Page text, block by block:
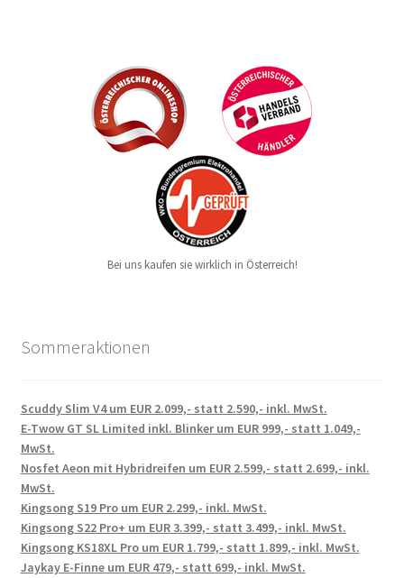
Bei uns kaufen sie wirklich in Österreich!
Sommeraktionen
Scuddy Slim V4 um EUR 2.099,- statt 2.590,- inkl. MwSt.
E-Twow GT SL Limited inkl. Blinker um EUR 999,- statt 1.049,-
MwSt.
Nosfet Aeon mit Hybridreifen um EUR 2.599,- statt 2.699,- inkl.
MwSt.
Kingsong S19 Pro um EUR 2.299,- inkl. MwSt.
Kingsong S22 Pro+ um EUR 3.399,- statt 3.499,- inkl. MwSt.
Kingsong KS18XL Pro um EUR 1.799,- statt 1.899,- inkl. MwSt.
Jaykay E-Finne um EUR 479,- statt 699,- inkl. MwSt.